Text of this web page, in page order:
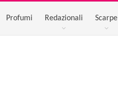
Profumi Redazionali Scarpe